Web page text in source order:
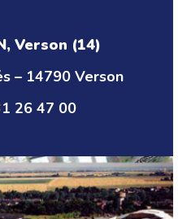
Verson (14)
– 14790 Verson
26 47 00